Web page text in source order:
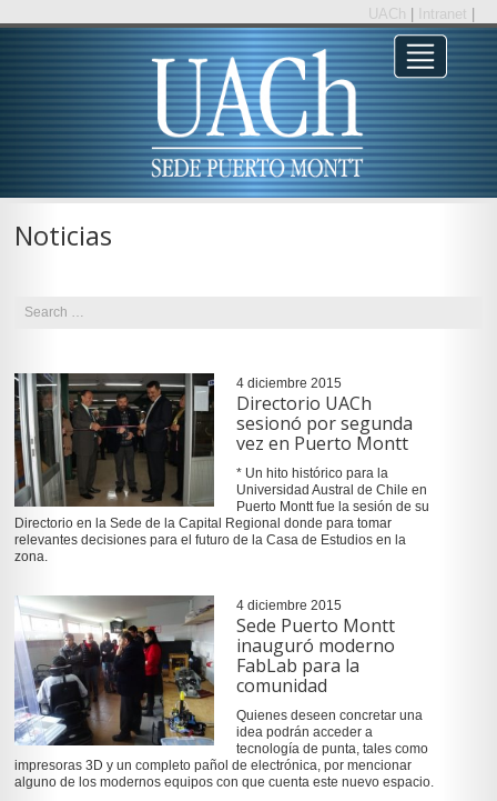
UACh Intranet
Noticias
4 diciembre 2015
Directorio UACh
sesionó por segunda
vez en Puerto Montt
* Un hito histórico para la
Universidad Austral de Chile en
Puerto Montt fue la sesión de su
Directorio en la Sede de la Capital Regional donde para tomar
relevantes decisiones para el futuro de la Casa de Estudios en la
zona.
4 diciembre 2015
Sede Puerto Montt
inauguró moderno
FabLab para la
comunidad
Quienes deseen concretar una
idea podrán acceder a
tecnología de punta, tales como
impresoras 3D y un completo pañol de electrónica, por mencionar
alguno de los modernos equipos con que cuenta este nuevo espacio.